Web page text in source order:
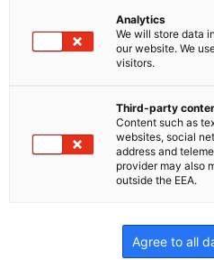
あり、ハイデルベルクの本社
、クアラルンプール（マレ
ンバーがアジアのお客様を担
点を持ちます。
Solutions
Analytics
We will store data
our website. We
visitors.
Third-party
Content such as
websites, social
address and
provider may also
outside the EEA.
Agree to all